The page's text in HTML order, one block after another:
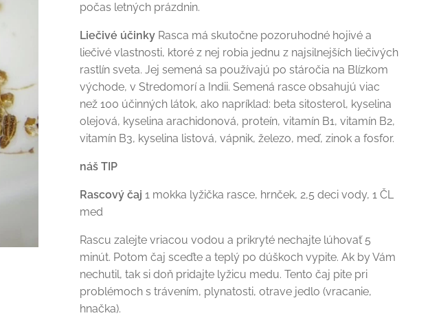
počas letných prázdnin.
Liečivé účinky Rasca má skutočne pozoruhodné hojivé a
liečivé vlastnosti, ktoré z nej robia jednu z najsilnejších liečivých
rastlín sveta. Jej semená sa používajú po stáročia na Blízkom
východe, v Stredomorí a Indii. Semená rasce obsahujú viac
než 100 účinných látok, ako napríklad: beta sitosterol, kyselina
olejová, kyselina arachidonová, proteín, vitamín B1, vitamín B2,
vitamín B3, kyselina listová, vápnik, železo, meď, zinok a fosfor.
náš TIP
Rascový čaj 1 mokka lyžička rasce, hrnček, 2,5 deci vody, 1 ČL
med
Rascu zalejte vriacou vodou a prikryté nechajte lúhovať 5
minút. Potom čaj sceďte a teplý po dúškoch vypite. Ak by Vám
nechutil, tak si doň pridajte lyžicu medu. Tento čaj pite pri
problémoch s trávením, plynatosti, otrave jedlo (vracanie,
hnačka).